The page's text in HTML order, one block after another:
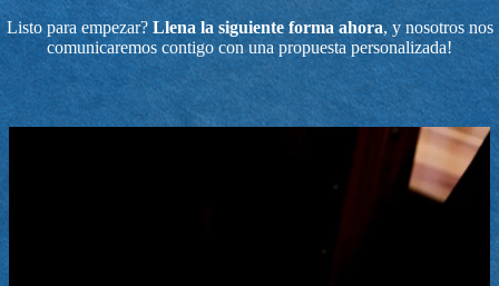
Listo para empezar? Llena la siguiente forma ahora, y nosotros nos
comunicaremos contigo con una propuesta personalizada!